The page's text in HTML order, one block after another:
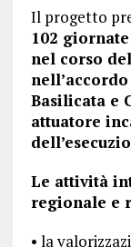
Il progetto
102
nel corso
Basilicata e
attuatore
Le attività
regionale e
• la